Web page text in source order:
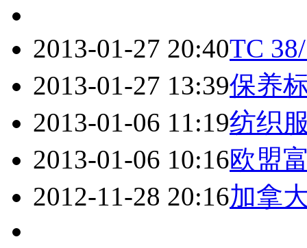
2013-01-27 20:40TC
2013-01-27 13:39保养
2013-01-06 11:19纺织
2013-01-06 10:16欧盟
2012-11-28 20:16加拿